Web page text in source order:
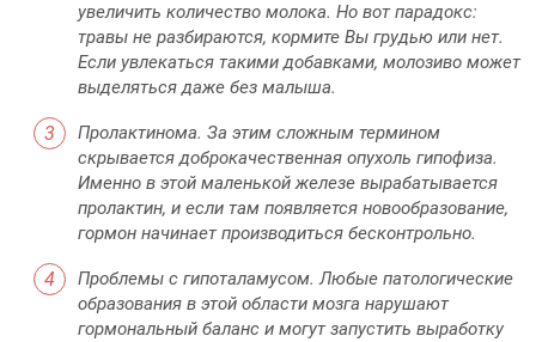
увеличить количество молока. Но вот парадокс:
травы не разбираются, кормите Вы грудью или нет.
Если увлекаться такими добавками, молозиво может
выделяться даже без малыша.
Пролактинома. За этим сложным термином
скрывается доброкачественная опухоль гипофиза.
Именно в этой маленькой железе вырабатывается
пролактин, и если там появляется новообразование,
гормон начинает производиться бесконтрольно.
Проблемы с гипоталамусом. Любые патологические
образования в этой области мозга нарушают
гормональный баланс и могут запустить выработку